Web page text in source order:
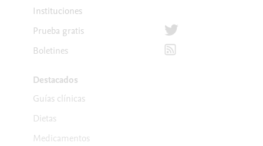
Instituciones
Prueba gratis
Boletines
Destacados
Guías clínicas
Dietas
Medicamentos
Síguenos en Twitter
Suscríbete para recibir